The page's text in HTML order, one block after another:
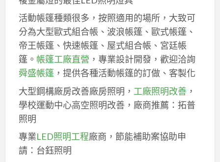
活動帳篷種類很多，按照適用的場所，大致可
分為大型歐式組合帳、波浪帳篷、歐式帳篷、
帝王帳篷、快速帳篷、屋式組合帳、宮廷帳
篷。 帳篷工廠直營 ，專業設計開發，歡迎洽詢
舜盛帳篷，提供各種活動帳篷的訂做、客製化
大型鋼構廠房改善廠房照明， 工廠照明改善，
學校運動中心高空照明改善，廠商推薦：拓普
照明
專業LED照明工程廠商，節能補助案協助申
請：台鈺照明